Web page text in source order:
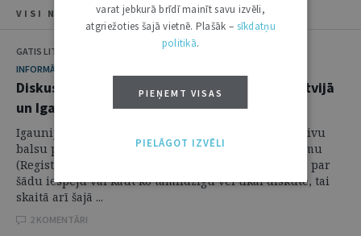
VISI NUMURA RAKSTI
GATIS LITVINS
INFORMĀCIJA
Diskusija par partnerattiecību reģistrāciju Latvijā
un Igaunijas pieredze
Igaunijas parlaments 2014. gada 9. oktobrī tikai ar divu
balsu pārsvaru pieņēma Reģistrētas kopdzīves likumu
(Registered Partnership Act – angļu val.), bet Latvijā par
šādu iespēju vai kaut ko tamlīdzīgu vēl tikai diskutē, tai
skaitā arī šajā ...
2 KOMENTĀRI
varat jebkurā brīdī mainīt savu izvēli,
atgriežoties šajā vietnē. Plašāk – sīkdatņu
politikā.
PIEŅEMT VISAS
PIELĀGOT IZVĒLI